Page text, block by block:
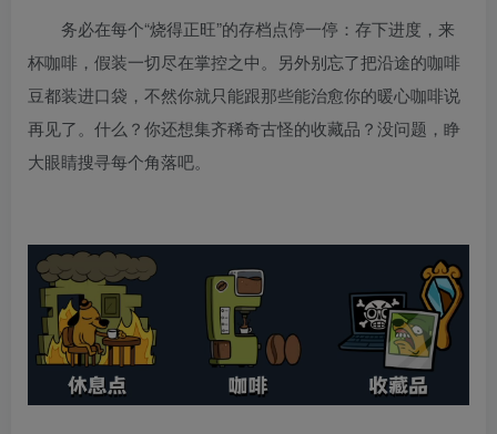
务必在每个“烧得正旺”的存档点停一停：存下进度，来
杯咖啡，假装一切尽在掌控之中。另外别忘了把沿途的咖啡
豆都装进口袋，不然你就只能跟那些能治愈你的暖心咖啡说
再见了。什么？你还想集齐稀奇古怪的收藏品？没问题，睁
大眼睛搜寻每个角落吧。